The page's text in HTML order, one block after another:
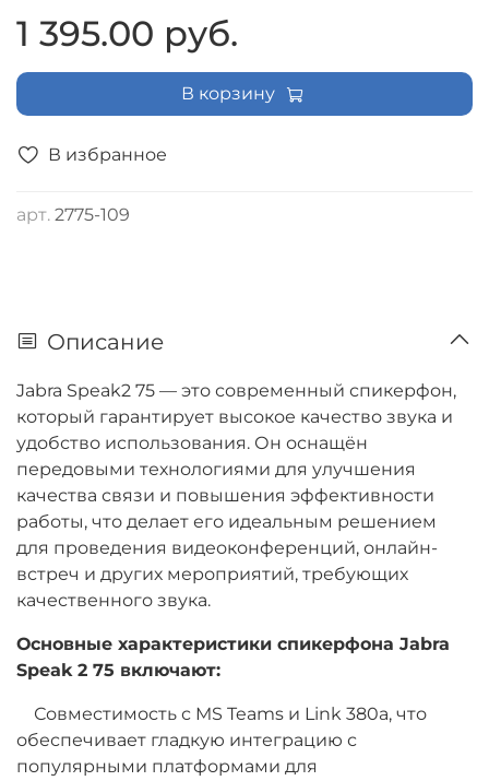
В избранное
арт. 2775-109
1 395.00 руб.
В корзину
Описание
Jabra Speak2 75 — это современный спикерфон,
который гарантирует высокое качество звука и
удобство использования. Он оснащён
передовыми технологиями для улучшения
качества связи и повышения эффективности
работы, что делает его идеальным решением
для проведения видеоконференций, онлайн-
встреч и других мероприятий, требующих
качественного звука.
Основные характеристики спикерфона Jabra
Speak 2 75 включают:
Совместимость с MS Teams и Link 380a, что
обеспечивает гладкую интеграцию с
популярными платформами для